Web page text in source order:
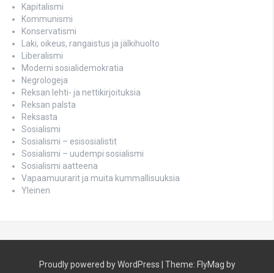
Kapitalismi
Kommunismi
Konservatismi
Laki, oikeus, rangaistus ja jälkihuolto
Liberalismi
Moderni sosialidemokratia
Negrologeja
Reksan lehti- ja nettikirjoituksia
Reksan palsta
Reksasta
Sosialismi
Sosialismi – esisosialistit
Sosialismi – uudempi sosialismi
Sosialismi aatteena
Vapaamuurarit ja muita kummallisuuksia
Yleinen
Proudly powered by WordPress Theme: FlyMag by